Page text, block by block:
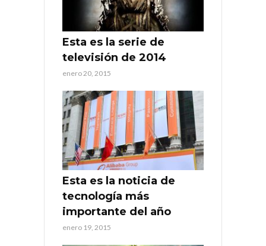
Esta es la serie de
televisión de 2014
enero 20, 2015
Esta es la noticia de
tecnología más
importante del año
enero 19, 2015